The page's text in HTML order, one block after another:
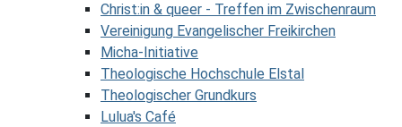
Christ:in & queer - Treffen im Zwischenraum
Vereinigung Evangelischer Freikirchen
Micha-Initiative
Theologische Hochschule Elstal
Theologischer Grundkurs
Lulua's Café